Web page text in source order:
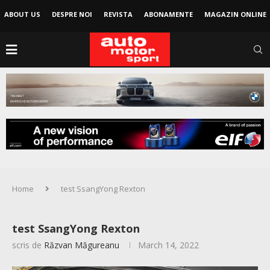
ABOUT US DESPRE NOI REVISTA ABONAMENTE MAGAZIN ONLINE
Home test SsangYong Rexton
test SsangYong Rexton
scris de Răzvan Măgureanu March 14, 2022